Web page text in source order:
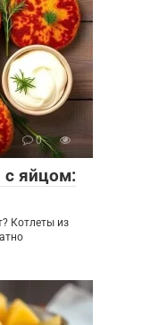
0
с яйцом:
Котлеты из